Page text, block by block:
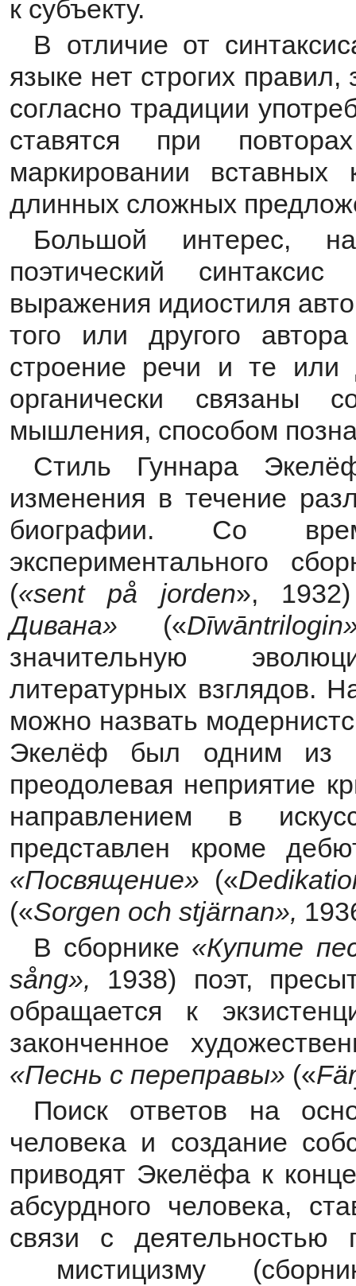
к субъекту.
В отличие от
языке нет строгих
согласно традиции
ставятся при
маркировании
длинных сложных
Большой интерес,
поэтический
выражения идиостиля
того или другого
строение речи и те или
органически связаны
мышления, способом
Стиль Гуннара
изменения в течение
биографии. Со
экспериментального
(«sent på jorden»,
Дивана» («Dīwāntrilogin
значительную
литературных взглядов.
можно назвать
Экелёф был одним из
преодолевая неприятие
направлением в
представлен кроме
«Посвящение» («
(«Sorgen och stjärnan»,
В сборнике «Купите
sång», 1938)
поэт,
обращается к
законченное
«Песнь с переправы» («
Поиск ответов на
человека и создание
приводят Экелёфа к
абсурдного человека,
связи с деятельностью
мистицизму